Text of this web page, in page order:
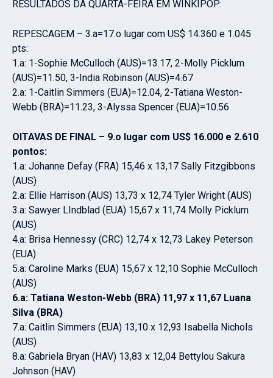
RESULTADOS DA QUARTA-FEIRA EM WINKIPOP:
REPESCAGEM – 3.a=17.o lugar com US$ 14.360 e 1.045
pts:
1.a: 1-Sophie McCulloch (AUS)=13.17, 2-Molly Picklum
(AUS)=11.50, 3-India Robinson (AUS)=4.67
2.a: 1-Caitlin Simmers (EUA)=12.04, 2-Tatiana Weston-
Webb (BRA)=11.23, 3-Alyssa Spencer (EUA)=10.56
OITAVAS DE FINAL – 9.o lugar com US$ 16.000 e 2.610
pontos:
1.a: Johanne Defay (FRA) 15,46 x 13,17 Sally Fitzgibbons
(AUS)
2.a: Ellie Harrison (AUS) 13,73 x 12,74 Tyler Wright (AUS)
3.a: Sawyer LIndblad (EUA) 15,67 x 11,74 Molly Picklum
(AUS)
4.a: Brisa Hennessy (CRC) 12,74 x 12,73 Lakey Peterson
(EUA)
5.a: Caroline Marks (EUA) 15,67 x 12,10 Sophie McCulloch
(AUS)
6.a: Tatiana Weston-Webb (BRA) 11,97 x 11,67 Luana
Silva (BRA)
7.a: Caitlin Simmers (EUA) 13,10 x 12,93 Isabella Nichols
(AUS)
8.a: Gabriela Bryan (HAV) 13,83 x 12,04 Bettylou Sakura
Johnson (HAV)